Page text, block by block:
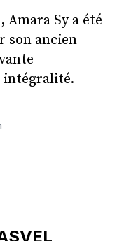
Amara Sy a été
son ancien
intégralité.